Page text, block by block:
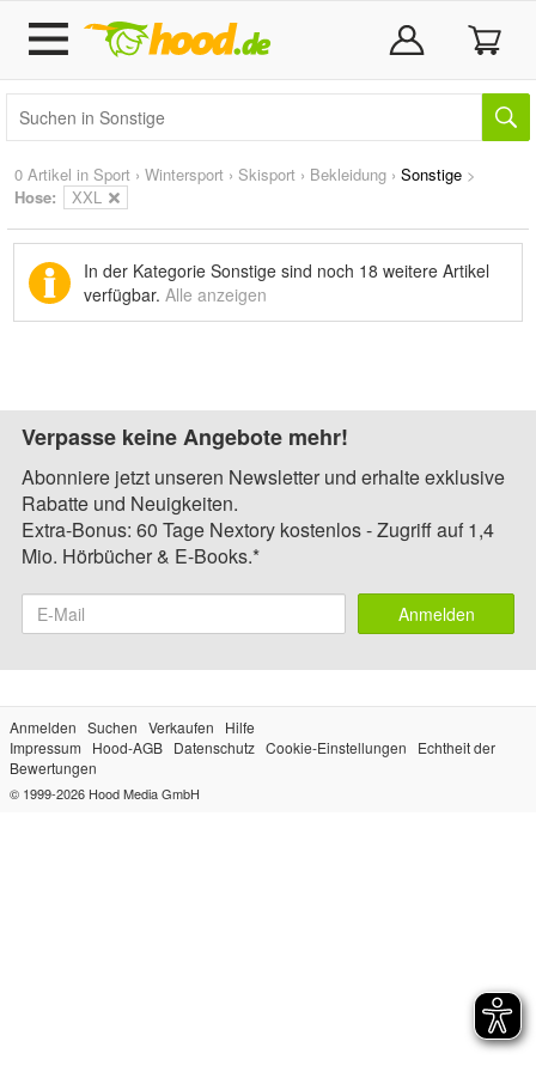
0 Artikel in Sport › Wintersport › Skisport › Bekleidung › Sonstige >
Hose:
XXL
In der Kategorie Sonstige sind noch 18 weitere Artikel
verfügbar. Alle anzeigen
Verpasse keine Angebote mehr!
Abonniere jetzt unseren Newsletter und erhalte exklusive
Rabatte und Neuigkeiten.
Extra-Bonus: 60 Tage Nextory kostenlos - Zugriff auf 1,4
Mio. Hörbücher & E-Books.*
Anmelden
Anmelden Suchen Verkaufen
Hilfe
Impressum
Hood-AGB Datenschutz Cookie-Einstellungen
Echtheit der
Bewertungen
© 1999-2026 Hood Media GmbH